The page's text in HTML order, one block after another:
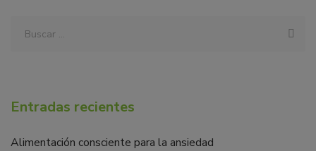
Entradas recientes
Alimentación consciente para la ansiedad